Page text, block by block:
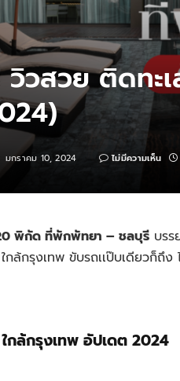
วสวย ติดทะเ
มกราคม 10, 2024 ไม่มีความเห็น
พิกัด ที่พักพัทยา – ชลบุรี บร
กรุงเทพ ขับรถเเป๊บเดียวก็ถึง
ล้กรุงเทพ อัปเดต 2024